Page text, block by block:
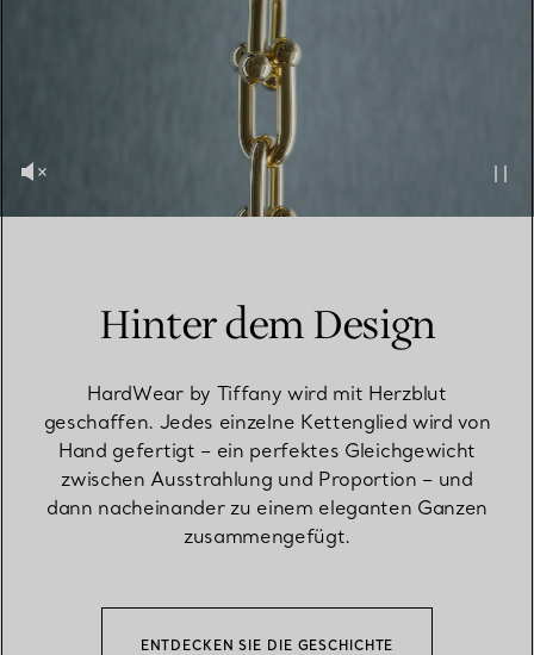
Hinter dem Design
HardWear by Tiffany wird mit Herzblut
geschaffen. Jedes einzelne Kettenglied wird von
Hand gefertigt – ein perfektes Gleichgewicht
zwischen Ausstrahlung und Proportion – und
dann nacheinander zu einem eleganten Ganzen
zusammengefügt.
ENTDECKEN SIE DIE GESCHICHTE